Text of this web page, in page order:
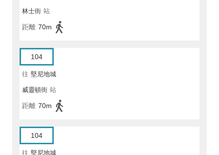
林士街 站
距離 70m
104
往 堅尼地城
威靈頓街 站
距離 70m
104
往 堅尼地城